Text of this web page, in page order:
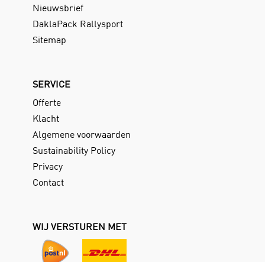
Nieuwsbrief
DaklaPack Rallysport
Sitemap
SERVICE
Offerte
Klacht
Algemene voorwaarden
Sustainability Policy
Privacy
Contact
WIJ VERSTUREN MET